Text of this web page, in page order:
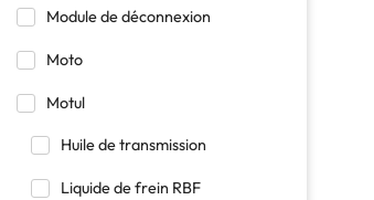
Module de déconnexion
Moto
Motul
Huile de transmission
Liquide de frein RBF